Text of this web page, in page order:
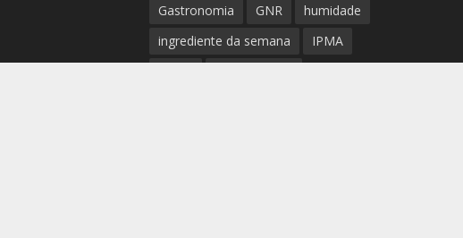
Gastronomia
GNR
humidade
ingrediente da semana
IPMA